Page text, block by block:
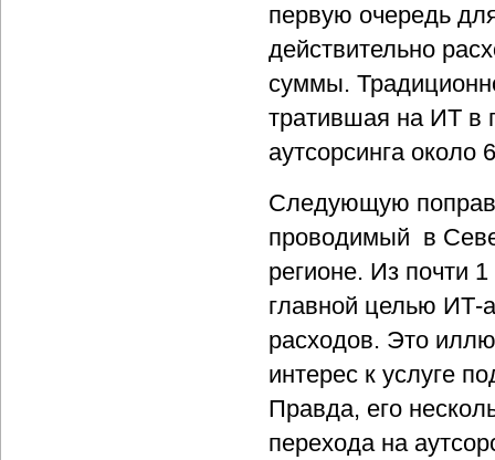
первую очередь
действительно
суммы.
тратившая на ИТ в
аутсорсинга около
Следующую
проводимый в
регионе. Из почти
главной целью ИТ-
расходов. Это
интерес к услуге
Правда, его
перехода на